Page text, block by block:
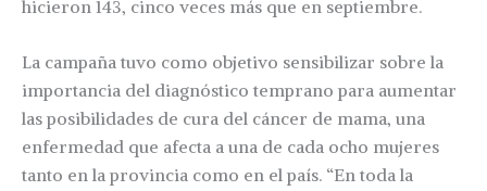
hicieron 143, cinco veces más que en septiembre.
La campaña tuvo como objetivo sensibilizar sobre la
importancia del diagnóstico temprano para aumentar
las posibilidades de cura del cáncer de mama, una
enfermedad que afecta a una de cada ocho mujeres
tanto en la provincia como en el país. “En toda la